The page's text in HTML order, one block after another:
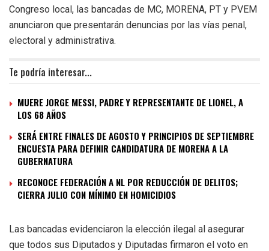
Congreso local, las bancadas de MC, MORENA, PT y PVEM
anunciaron que presentarán denuncias por las vías penal,
electoral y administrativa.
Te podría interesar...
MUERE JORGE MESSI, PADRE Y REPRESENTANTE DE LIONEL, A
LOS 68 AÑOS
SERÁ ENTRE FINALES DE AGOSTO Y PRINCIPIOS DE SEPTIEMBRE
ENCUESTA PARA DEFINIR CANDIDATURA DE MORENA A LA
GUBERNATURA
RECONOCE FEDERACIÓN A NL POR REDUCCIÓN DE DELITOS;
CIERRA JULIO CON MÍNIMO EN HOMICIDIOS
Las bancadas evidenciaron la elección ilegal al asegurar
que todos sus Diputados y Diputadas firmaron el voto en